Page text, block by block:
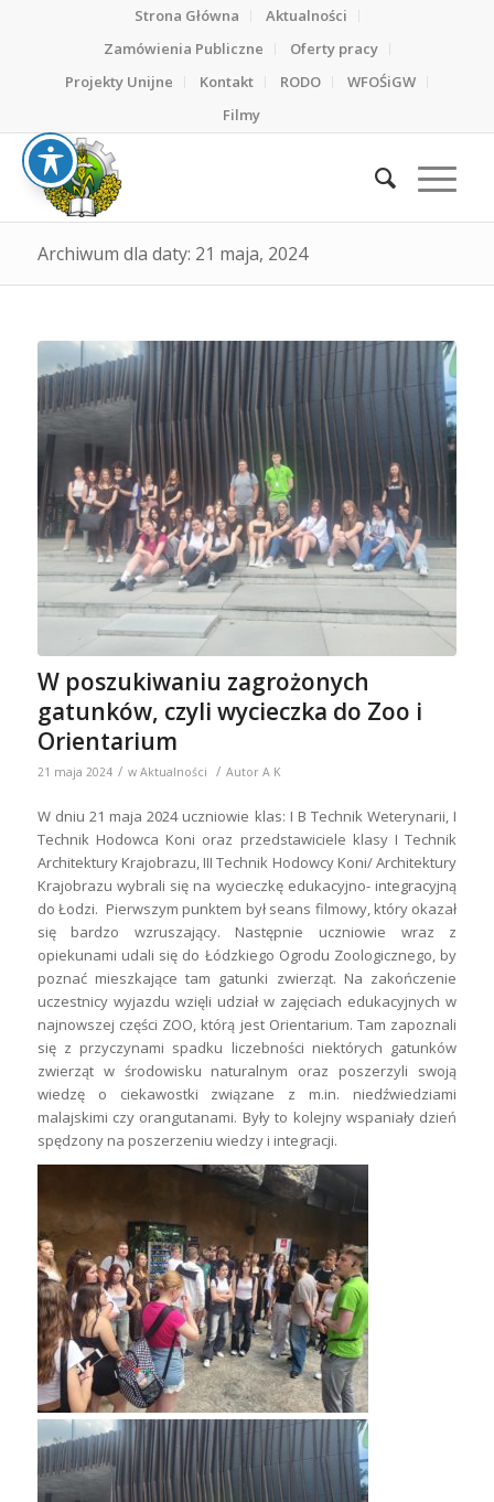
Strona Główna
Aktualności
Zamówienia Publiczne
Oferty pracy
Projekty Unijne
Kontakt RODO
WFOŚiGW
Filmy
Archiwum dla daty: 21 maja, 2024
W poszukiwaniu zagrożonych
gatunków, czyli wycieczka do Zoo i
Orientarium
21 maja 2024 / w Aktualności / Autor A K
W dniu 21 maja 2024 uczniowie klas: I B Technik Weterynarii, I
Technik Hodowca Koni oraz przedstawiciele klasy I Technik
Architektury Krajobrazu, III Technik Hodowcy Koni/ Architektury
Krajobrazu wybrali się na wycieczkę edukacyjno- integracyjną
do Łodzi. Pierwszym punktem był seans filmowy, który okazał
się bardzo wzruszający. Następnie uczniowie wraz z
opiekunami udali się do Łódzkiego Ogrodu Zoologicznego, by
poznać mieszkające tam gatunki zwierząt. Na zakończenie
uczestnicy wyjazdu wzięli udział w zajęciach edukacyjnych w
najnowszej części ZOO, którą jest Orientarium. Tam zapoznali
się z przyczynami spadku liczebności niektórych gatunków
zwierząt w środowisku naturalnym oraz poszerzyli swoją
wiedzę o ciekawostki związane z m.in. niedźwiedziami
malajskimi czy orangutanami. Były to kolejny wspaniały dzień
spędzony na poszerzeniu wiedzy i integracji.